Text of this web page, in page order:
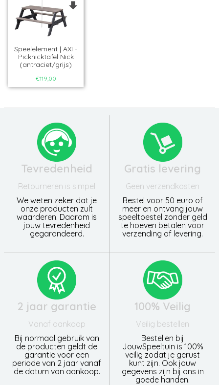
Speelelement | AXI -
Picknicktafel Nick
(antraciet/grijs)
€119,00
Tevredenheid
Retourneren is simpel
We weten zeker dat je
onze producten zult
waarderen. Daarom is
jouw tevredenheid
gegarandeerd.
Gratis levering
Geen verzendkosten
Bestel voor 50 euro of
meer en ontvang jouw
speeltoestel zonder geld
te hoeven betalen voor
verzending of levering.
2 jaar garantie
Vanaf aankoop
Bij normaal gebruik van
de producten geldt de
garantie voor een
periode van 2 jaar vanaf
de datum van aankoop.
100% Veilig
Veilig bestellen
Bestellen bij
JouwSpeeltuin is 100%
veilig zodat je gerust
kunt zijn. Ook jouw
gegevens zijn bij ons in
goede handen.